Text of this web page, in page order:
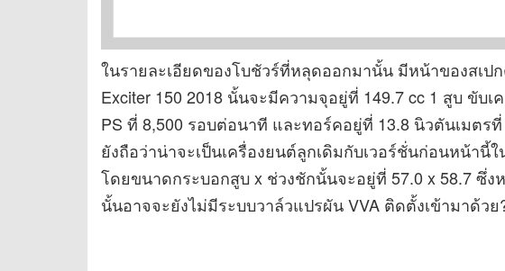
ในรายละเอียดของโบชัวร์ที่หลุดออกมานั้น มีหน้าของสเป
Exciter 150 2018 นั้นจะมีความจุอยู่ที่ 149.7 cc 1 สูบ ขับ
PS ที่ 8,500 รอบต่อนาที และทอร์คอยู่ที่ 13.8 นิวตันเมตร
ยังถือว่าน่าจะเป็นเครื่องยนต์ลูกเดิมกับเวอร์ชั่นก่อนหน้า
โดยขนาดกระบอกสูบ x ช่วงชักนั้นจะอยู่ที่ 57.0 x 58.7 ซึ่
นั้นอาจจะยังไม่มีระบบวาล์วแปรผัน VVA ติดตั้งเข้ามาด้วย